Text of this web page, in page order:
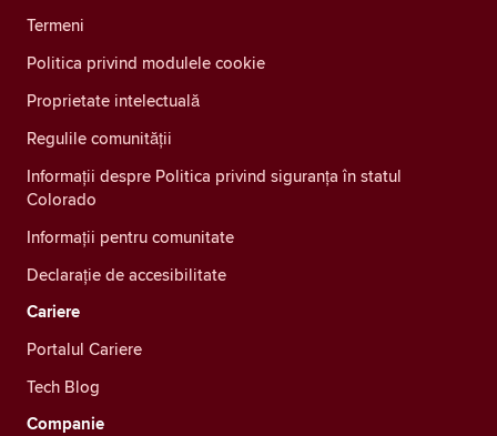
Termeni
Politica privind modulele cookie
Proprietate intelectuală
Regulile comunității
Informații despre Politica privind siguranța în statul
Colorado
Informații pentru comunitate
Declarație de accesibilitate
Cariere
Portalul Cariere
Tech Blog
Companie